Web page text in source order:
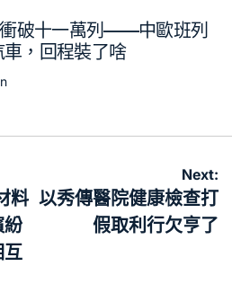
破十一萬列——中歐班列
車，回程裝了啥
料
紛
互
Next:
以秀傳醫院健康檢查打
假取利行欠亨了